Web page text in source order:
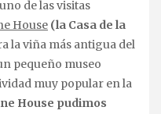
de las visitas
House (la Casa de la
la viña más antigua del
pequeño museo
muy popular en la
House pudimos